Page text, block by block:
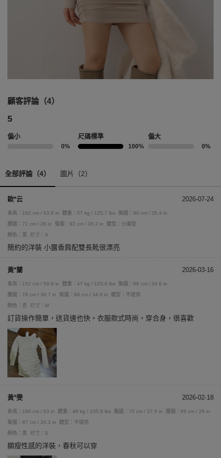
顧客評論（4）
5
偏小
0%
尺碼標準
100%
偏大
0%
全部評論（4） 圖片（2）
歐*云 2026-07-24
身高：162 cm / 63.8 in 體重：57 kg / 125.7 lbs
胸圍：90 cm / 35.4 in
腰圍：71 cm / 28 in
臀圍：92 cm / 36.2 in
體型：沙漏型
顏色：黑
尺寸：S
簡約的洋裝 小露香肩配雙長靴很漂亮
黃*蘭 2026-03-16
身高：152 cm / 59.8 in 體重：47 kg / 103.6 lbs
胸圍：88 cm / 34.6 in
腰圍：78 cm / 30.7 in
臀圍：88 cm / 34.6 in
體型：不提供
顏色：杏
尺寸：M
訂貨操作簡單，送貨速也快。衣服款式時尚，穿合身，很喜歡
黃*雯 2026-02-18
身高：160 cm / 63 in 體重：48 kg / 105.8 lbs 胸圍：70 cm / 27.6 in
腰圍：66 cm / 26 in
臀圍：87 cm / 34.3 in
體型：不提供
顏色：黑
尺寸：S
顯瘦性感的洋裝，春秋可以穿